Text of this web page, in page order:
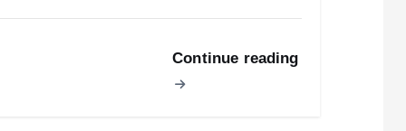
Continue reading